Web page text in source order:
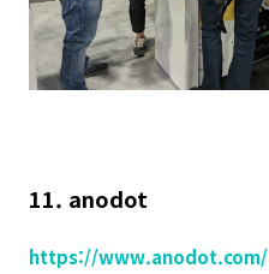
11. anodot
https://www.anodot.com/